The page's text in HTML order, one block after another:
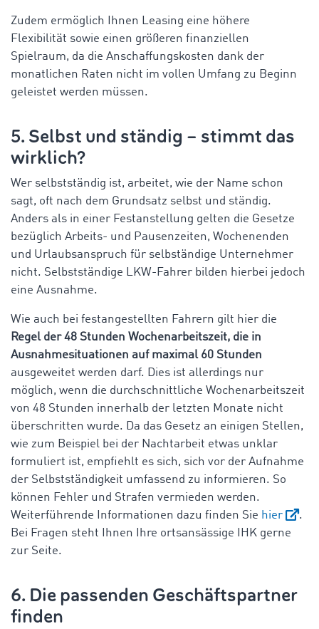
Zudem ermöglich Ihnen Leasing eine höhere
Flexibilität sowie einen größeren finanziellen
Spielraum, da die Anschaffungskosten dank der
monatlichen Raten nicht im vollen Umfang zu Beginn
geleistet werden müssen.
5. Selbst und ständig – stimmt das
wirklich?
Wer selbstständig ist, arbeitet, wie der Name schon
sagt, oft nach dem Grundsatz selbst und ständig.
Anders als in einer Festanstellung gelten die Gesetze
bezüglich Arbeits- und Pausenzeiten, Wochenenden
und Urlaubsanspruch für selbständige Unternehmer
nicht. Selbstständige LKW-Fahrer bilden hierbei jedoch
eine Ausnahme.
Wie auch bei festangestellten Fahrern gilt hier die
Regel der 48 Stunden Wochenarbeitszeit, die in
Ausnahmesituationen auf maximal 60 Stunden
ausgeweitet werden darf. Dies ist allerdings nur
möglich, wenn die durchschnittliche Wochenarbeitszeit
von 48 Stunden innerhalb der letzten Monate nicht
überschritten wurde. Da das Gesetz an einigen Stellen,
wie zum Beispiel bei der Nachtarbeit etwas unklar
formuliert ist, empfiehlt es sich, sich vor der Aufnahme
der Selbstständigkeit umfassend zu informieren. So
können Fehler und Strafen vermieden werden.
Weiterführende Informationen dazu finden Sie hier
.
Bei Fragen steht Ihnen Ihre ortsansässige IHK gerne
zur Seite.
6. Die passenden Geschäftspartner
finden